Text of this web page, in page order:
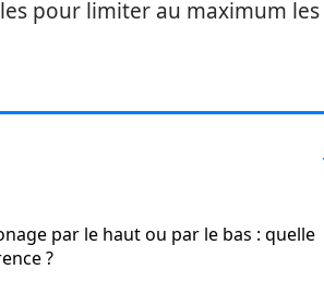
pour limiter au maximum les
par le haut ou par le bas : quelle
?